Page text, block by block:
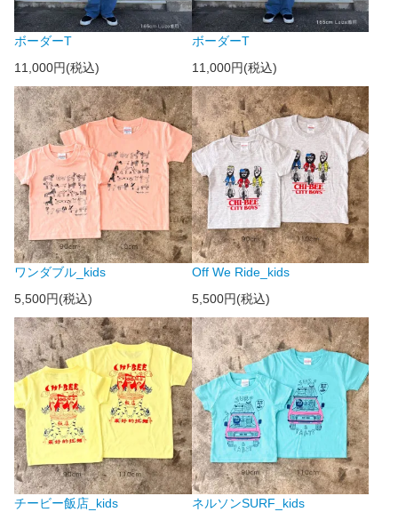
ボーダーT
11,000円(税込)
ボーダーT
11,000円(税込)
ワンダブル_kids
5,500円(税込)
Off We Ride_kids
5,500円(税込)
チービー飯店_kids ネルソンSURF_kids